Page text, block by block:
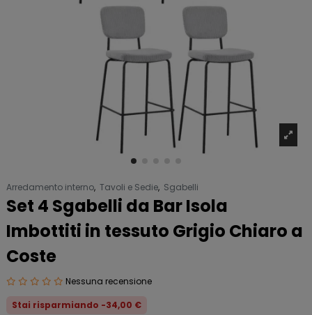
Arredamento interno, Tavoli e Sedie, Sgabelli
Set 4 Sgabelli da Bar Isola
Imbottiti in tessuto Grigio Chiaro a
Coste
Nessuna recensione
Stai risparmiando -34,00 €